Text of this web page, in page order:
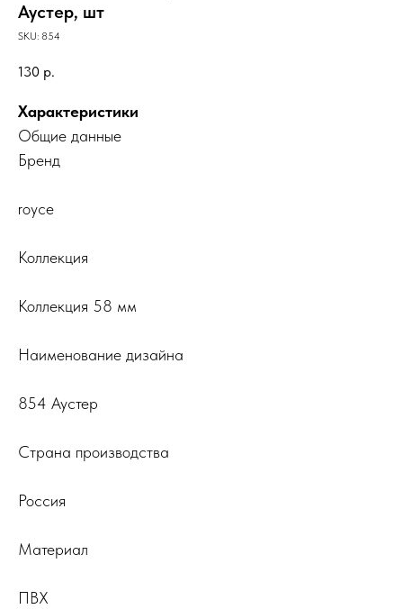
Аустер, шт
SKU: 854
130 р.
Характеристики
Общие данные
Бренд
royce
Коллекция
Коллекция 58 мм
Наименование дизайна
854 Аустер
Страна производства
Россия
Материал
ПВХ